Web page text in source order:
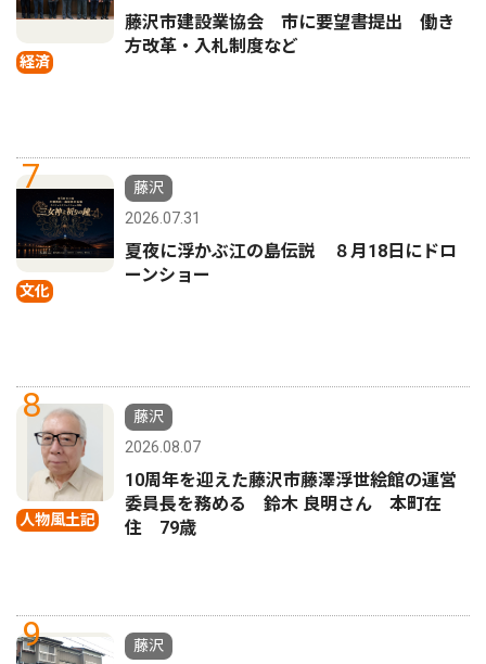
経済
藤沢市建設業協会 市に要望書提出 働き
方改革・入札制度など
7
文化
藤沢
2026.07.31
夏夜に浮かぶ江の島伝説 ８月18日にドロ
ーンショー
8
人物風土記
藤沢
2026.08.07
10周年を迎えた藤沢市藤澤浮世絵館の運営
委員長を務める 鈴木 良明さん 本町在
住 79歳
9
藤沢